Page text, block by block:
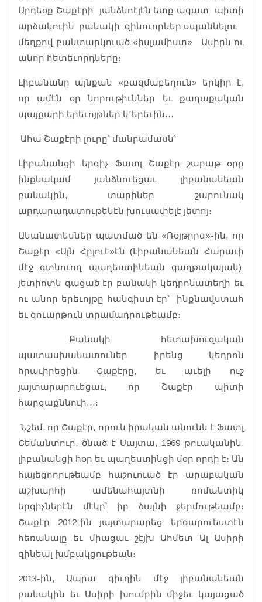
Արդեօք Շաքէրի յանձնոէլէն ետք ազատ պիտի
արձակուին բանակի զինուորներ սպաննելու
մեղքով բանտարկուած «իսլամիստ» Ասիրն ու
անոր հետեւորդները։
Լիբանանը այնքան «բազմաբեղուն» երկիր է,
որ ամէն օր նորութիւններ եւ քաղաքական
պայքարի երեւոյթներ կ՚երեւին…
Ահա Շաքէրի լուրը՝ մանրամասն՝
Լիբանանցի երգիչ Ֆատլ Շաքէր շաբաթ օրը
ինքնակամ յանձնուեցաւ լիբանանեան
բանակին, տարիներ շարունակ
արդարադատութենէն խուսափելէ յետոյ։
Ականատեսներ պատմած են «Ռօյթըրզ»-ին, որ
Շաքէր «Այն Հըլուէ»էն (Լիբանանեան Հարաւի
մէջ գտնուող պաղեստինեան գաղթակայան)
յետիոտն գացած էր բանակի կեդրոնատեղի եւ
ու անոր երեւոյթը հանգիստ էր՝ ինքնավստահ
եւ զուարթուն տրամադրութեամբ։
Բանակի հետախուզական
պատասխանատուներ իրենց կեդրոն
հրաւիրեցին Շաքէրը, եւ աւելի ուշ
յայտարարուեցաւ, որ Շաքէր պիտի
հարցաքննուի…։
Նշեմ, որ Շաքէր, որուն իրական անունն է Ֆատլ
Շեմանտուր, ծնած է Սայտա, 1969 թուականին,
լիբանանցի հօր եւ պաղեստինցի մօր որդի է։ Ան
հայեցողութեամբ հաշուուած էր արաբական
աշխարհի ամենահայտնի ռոմանտիկ
երգիչներէն մէկը՝ իր ձայնի ջերմութեամբ։
Շաքէր 2012-ին յայտարարեց երգարուեստէն
հեռանալը եւ միացաւ շէյխ Ահմետ Ալ Ասիրի
զինեալ խմբակցութեան։
2013-ին, Ապրա գիւղին մէջ լիբանանեան
բանակին եւ Ասիրի խումբին միջեւ կայացած